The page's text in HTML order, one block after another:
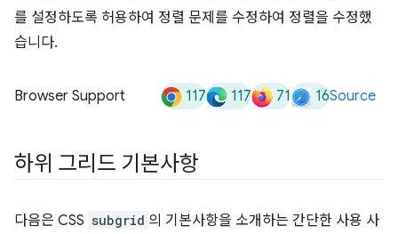
Browser Support 117 117 71 16Source
하위 그리드 기본사항
다음은 CSS subgrid 의 기본사항을 소개하는 간단한 사용 사